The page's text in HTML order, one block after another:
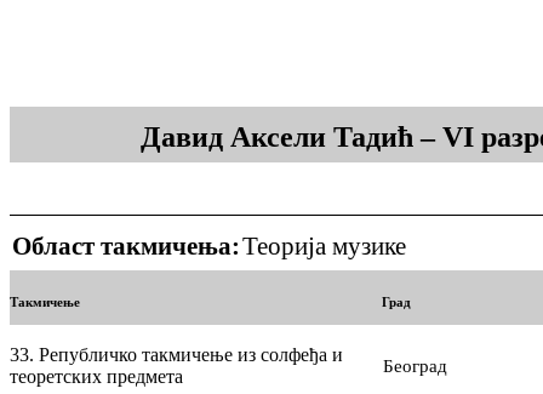
Давид Аксели Тадић – VI
Област такмичења:Теорија музике
Такмичење Град
33. Републичко такмичење из солфеђа и
теоретских предмета
Београд